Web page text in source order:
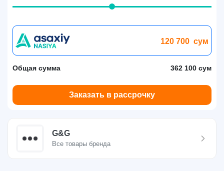
120 700 сум
Общая сумма 362 100 сум
Заказать в рассрочку
G&G
Все товары бренда